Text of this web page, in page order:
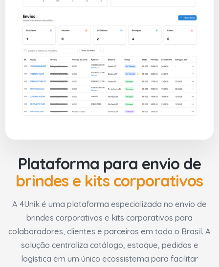
Plataforma para envio de
brindes e kits corporativos
A 4Unik é uma plataforma especializada no envio de
brindes corporativos e kits corporativos para
colaboradores, clientes e parceiros em todo o Brasil. A
solução centraliza catálogo, estoque, pedidos e
logística em um único ecossistema para facilitar